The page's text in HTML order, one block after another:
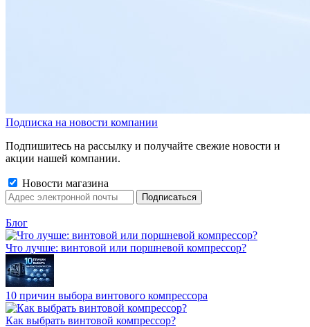
Подписка на новости компании
Подпишитесь на рассылку и получайте свежие новости и
акции нашей компании.
Новости магазина
Блог
Что лучше: винтовой или поршневой компрессор?
10 причин выбора винтового компрессора
Как выбрать винтовой компрессор?